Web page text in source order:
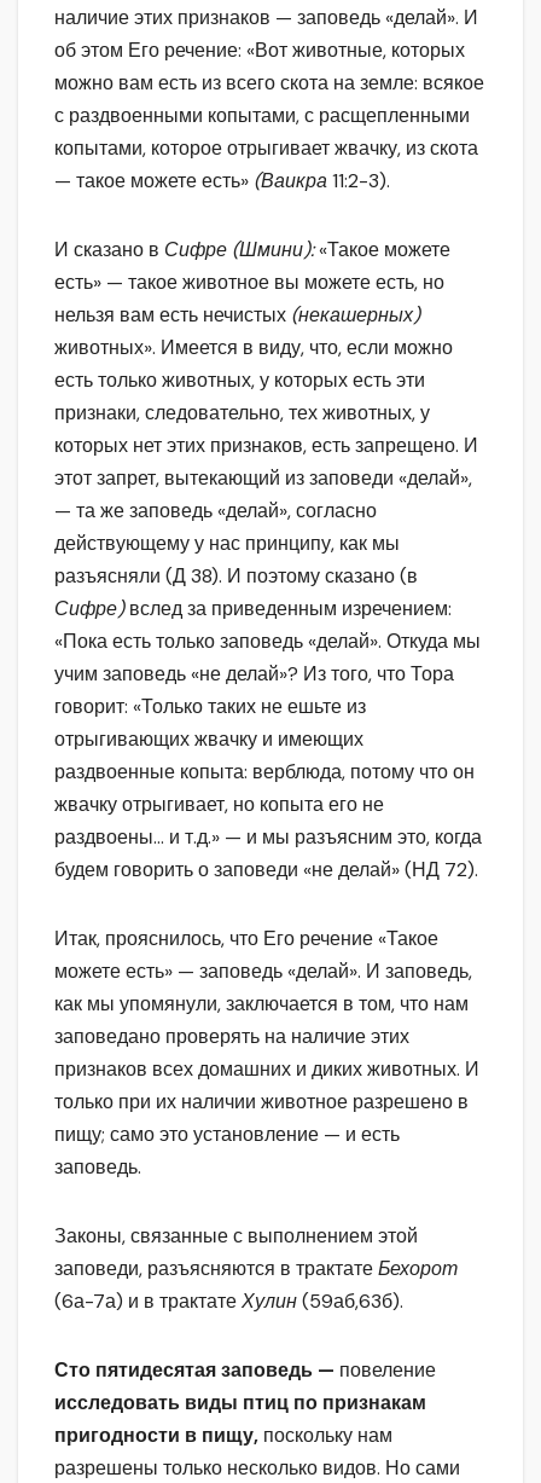
наличие этих признаков — заповедь «делай». И
об этом Его речение: «Вот животные, которых
можно вам есть из всего скота на земле: всякое
с раздвоенными копытами, с расщепленными
копытами, которое отрыгивает жвачку, из скота
— такое можете есть» (Ваикра11:2-3).
И сказано в Сифре (Шмини):«Такое можете
есть» — такое животное вы можете есть, но
нельзя вам есть нечистых (некашерных)
животных». Имеется в виду, что, если можно
есть только животных, у которых есть эти
признаки, следовательно, тех животных, у
которых нет этих признаков, есть запрещено. И
этот запрет, вытекающий из заповеди «делай»,
— та же заповедь «делай», согласно
действующему у нас принципу, как мы
разъясняли (Д 38). И поэтому сказано (в
Сифре)вслед за приведенным изречением:
«Пока есть только заповедь «делай». Откуда мы
учим заповедь «не делай»? Из того, что Тора
говорит: «Только таких не ешьте из
отрыгивающих жвачку и имеющих
раздвоенные копыта: верблюда, потому что он
жвачку отрыгивает, но копыта его не
раздвоены… и т.д.» — и мы разъясним это, когда
будем говорить о заповеди «не делай» (НД 72).
Итак, прояснилось, что Его речение «Такое
можете есть» — заповедь «делай». И заповедь,
как мы упомянули, заключается в том, что нам
заповедано проверять на наличие этих
признаков всех домашних и диких животных. И
только при их наличии животное разрешено в
пищу; само это установление — и есть
заповедь.
Законы, связанные с выполнением этой
заповеди, разъясняются в трактатеБехорот
(6а-7а) и в трактатеХулин(59аб,63б).
Сто пятидесятая заповедь — повеление
исследовать виды птиц по признакам
пригодности в пищу, поскольку нам
разрешены только несколько видов. Но сами